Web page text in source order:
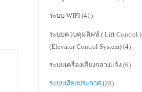
ระบบ WIFI (41)
ระบบควบคุมลิฟท์ ( Lift Control )
(Elevator Control System) (4)
ระบบเครื่องเสียงกลางแจ้ง (6)
ระบบเสียงประกาศ (28)